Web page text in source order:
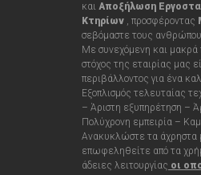
και Αποξήλωση
Κτηρίων , προσφέροντας
σεβόμαστε τους
Με συνεχόμενη και
στόχος της εταιρίας μας
περιβάλλοντος για ένα
Εξοπλισμός τελευταίας
– Άριστη εξυπηρέτηση –
Πολύχρονη εμπειρία –
Ανακυκλώστε τα άχρηστα
επωφεληθείτε από τα
άδειες λειτουργίας οι